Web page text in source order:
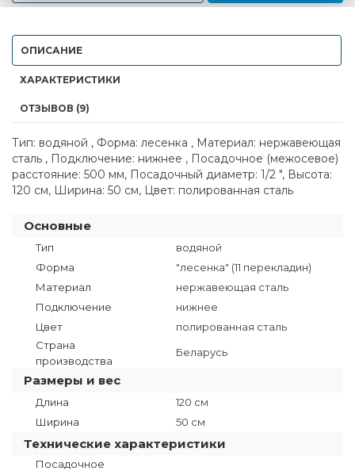
ОПИСАНИЕ
ХАРАКТЕРИСТИКИ
ОТЗЫВОВ (9)
Тип: водяной , Форма: лесенка , Материал: нержавеющая
сталь , Подключение: нижнее , Посадочное (межосевое)
расстояние: 500 мм, Посадочный диаметр: 1/2 ", Высота:
120 см, Ширина: 50 см, Цвет: полированная сталь
Основные
Тип
водяной
Форма
"лесенка" (11 перекладин)
Материал
нержавеющая сталь
Подключение
нижнее
Цвет
полированная сталь
Страна
производства
Беларусь
Размеры и вес
Длина
120 см
Ширина
50 см
Технические характеристики
Посадочное